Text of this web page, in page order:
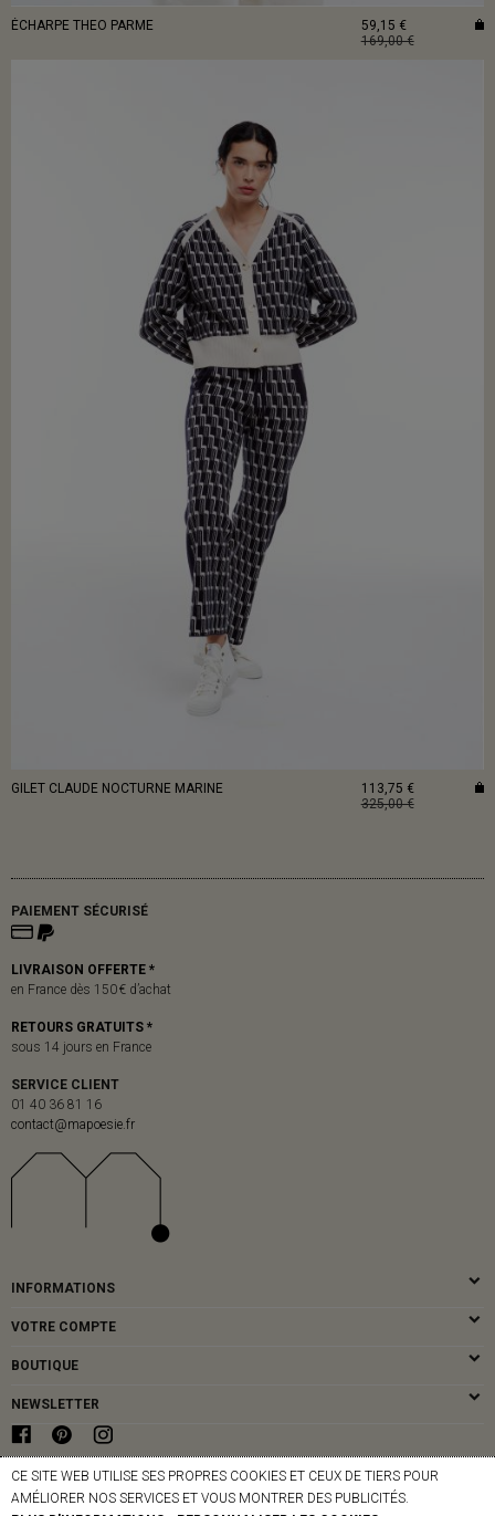
ÉCHARPE THEO PARME
59,15 €
169,00 €
GILET CLAUDE NOCTURNE MARINE
113,75 €
325,00 €
PAIEMENT SÉCURISÉ
LIVRAISON OFFERTE *
en France dès 150 € d’achat
RETOURS GRATUITS *
sous 14 jours en France
SERVICE CLIENT
01 40 36 81 16
contact@mapoesie.fr
INFORMATIONS
VOTRE COMPTE
BOUTIQUE
NEWSLETTER
© MAPOÉSIE PARIS - 2026
CE SITE WEB UTILISE SES PROPRES COOKIES ET CEUX DE TIERS POUR
AMÉLIORER NOS SERVICES ET VOUS MONTRER DES PUBLICITÉS.